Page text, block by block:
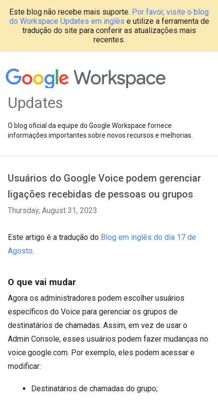
Este blog não recebe mais suporte. Por favor, visite o blog
do Workspace Updates em inglês e utilize a ferramenta de
tradução do site para conferir as atualizações mais
recentes.
Updates
O blog oficial da equipe do Google Workspace fornece
informações importantes sobre novos recursos e melhorias.
Usuários do Google Voice podem gerenciar
ligações recebidas de pessoas ou grupos
Thursday, August 31, 2023
Este artigo é a tradução do Blog em inglês do dia 17 de
Agosto.
O que vai mudar
Agora os administradores podem escolher usuários
específicos do Voice para gerenciar os grupos de
destinatários de chamadas. Assim, em vez de usar o
Admin Console, esses usuários podem fazer mudanças no
voice.google.com. Por exemplo, eles podem acessar e
modificar:
Destinatários de chamadas do grupo;